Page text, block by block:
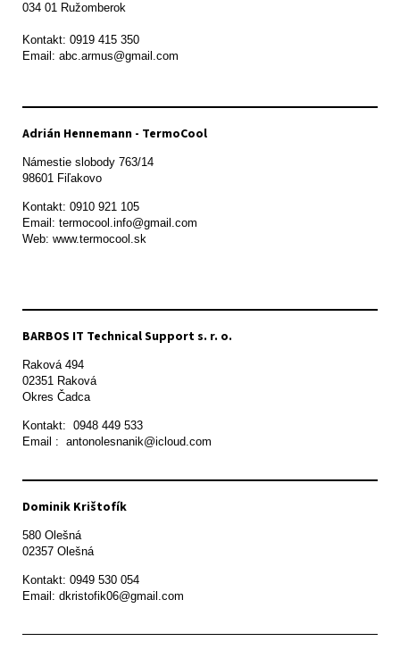
034 01 Ružomberok
Kontakt: 0919 415 350
Adrián Hennemann - TermoCool
Námestie slobody 763/14
98601 Fiľakovo
Kontakt: 0910 921 105
Email: termocool.info@gmail.com
Web: www.termocool.sk
BARBOS IT Technical Support s. r. o.
Raková 494
02351 Raková
Okres Čadca
Kontakt:  0948 449 533
Email :  antonolesnanik@icloud.com
Dominik Krištofík
580 Olešná
Kontakt: 0949 530 054
Email: dkristofik06@gmail.com